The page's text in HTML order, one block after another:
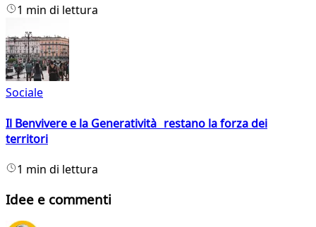
1 min di lettura
Sociale
Il Benvivere e la Generatività restano la forza dei
territori
1 min di lettura
Idee e commenti